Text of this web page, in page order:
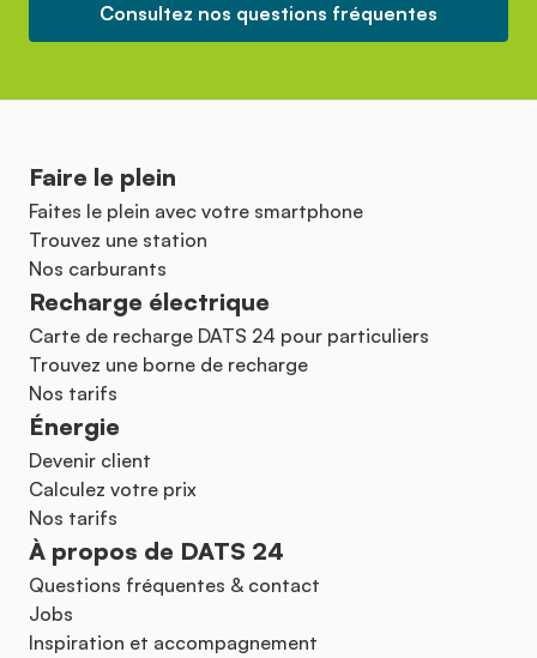
Consultez nos questions fréquentes
Faire le plein
Faites le plein avec votre smartphone
Trouvez une station
Nos carburants
Recharge électrique
Carte de recharge DATS 24 pour particuliers
Trouvez une borne de recharge
Nos tarifs
Énergie
Devenir client
Calculez votre prix
Nos tarifs
À propos de DATS 24
Questions fréquentes & contact
Jobs
Inspiration et accompagnement